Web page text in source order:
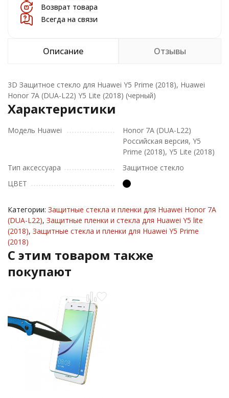
Возврат товара
Всегда на связи
Описание Отзывы
3D Защитное стекло для Huawei Y5 Prime (2018), Huawei
Honor 7A (DUA-L22) Y5 Lite (2018) (черный)
Характеристики
Модель Huawei
Honor 7A (DUA-L22)
Российская версия, Y5
Prime (2018), Y5 Lite (2018)
Тип аксессуара
Защитное стекло
ЦВЕТ
Категории: Защитные стекла и пленки для Huawei Honor 7A
(DUA-L22), Защитные пленки и стекла для Huawei Y5 lite
(2018), Защитные стекла и пленки для Huawei Y5 Prime
(2018)
C этим товаром также
покупают